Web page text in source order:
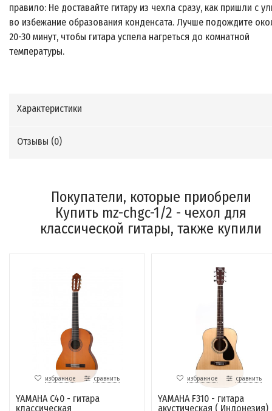
правило: Не доставайте гитару из чехла сразу, как пришли с
во избежание образования конденсата. Лучше подождите
20-30 минут, чтобы гитара успела нагреться до комнатной
температуры.
Характеристики
Отзывы (0)
Покупатели, которые приобрели
Купить mz-chgc-1/2 - чехол для
классической гитары, также купили
избранное сравнить
YAMAHA C40 - гитара
классическая
избранное сравнить
YAMAHA F310 - гитара
акустическая ( Индонезия)